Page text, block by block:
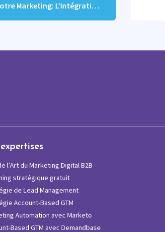
Redécouvrez la Puissance de votre Marketing: L’Intégration Marketo-CRM avec Vertify
l’Art du Marketing Digital B2B
stratégique gratuit
de Lead Management
Account-Based GTM
Automation avec Marketo
Based GTM avec Demandbase